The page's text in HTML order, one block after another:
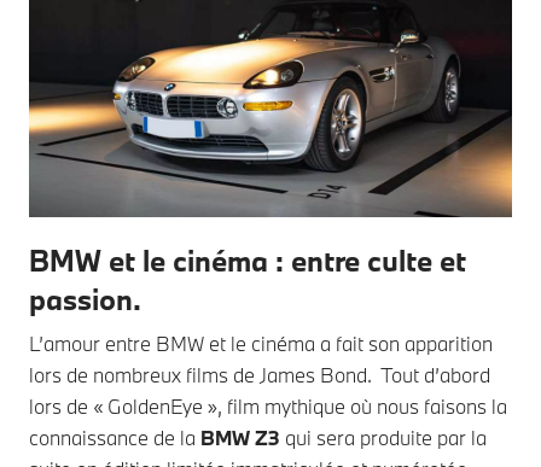
BMW et le cinéma : entre culte et
passion.
L’amour entre BMW et le cinéma a fait son apparition
lors de nombreux films de James Bond. Tout d’abord
lors de « GoldenEye », film mythique où nous faisons la
connaissance de la BMW Z3 qui sera produite par la